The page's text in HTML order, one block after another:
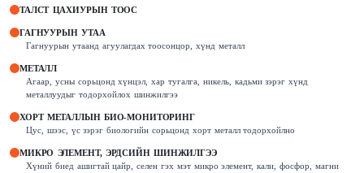
ТАЛСТ ЦАХИУРЫН ТООС
ГАГНУУРЫН УТАА
Гагнуурын утаанд агуулагдах тоосонцор, хүнд металл
МЕТАЛЛ
Агаар, усны сорьцонд хүнцэл, хар тугалга, никель, кадьми зэрэг хүнд
металлуудыг тодорхойлох шинжилгээ
ХОРТ МЕТАЛЛЫН БИО-МОНИТОРИНГ
Цус, шээс, үс зэрэг биологийн сорьцонд хорт металл тодорхойлно
МИКРО ЭЛЕМЕНТ, ЭРДСИЙН ШИНЖИЛГЭЭ
Хүний биед ашигтай цайр, селен гэх мэт микро элемент, кали, фосфор, магни